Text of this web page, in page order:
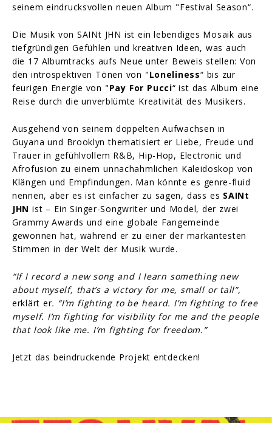
seinem eindrucksvollen neuen Album "Festival Season“.
Die Musik von SAINt JHN ist ein lebendiges Mosaik aus
tiefgründigen Gefühlen und kreativen Ideen, was auch
die 17 Albumtracks aufs Neue unter Beweis stellen: Von
den introspektiven Tönen von "Loneliness“ bis zur
feurigen Energie von "Pay For Pucci“ ist das Album eine
Reise durch die unverblümte Kreativität des Musikers.
Ausgehend von seinem doppelten Aufwachsen in
Guyana und Brooklyn thematisiert er Liebe, Freude und
Trauer in gefühlvollem R&B, Hip-Hop, Electronic und
Afrofusion zu einem unnachahmlichen Kaleidoskop von
Klängen und Empfindungen. Man könnte es genre-fluid
nennen, aber es ist einfacher zu sagen, dass es SAINt
JHN ist – Ein Singer-Songwriter und Model, der zwei
Grammy Awards und eine globale Fangemeinde
gewonnen hat, während er zu einer der markantesten
Stimmen in der Welt der Musik wurde.
“If I record a new song and I learn something new
about myself, that’s a victory for me, small or tall”,
erklärt er. “I’m fighting to be heard. I’m fighting to free
myself. I’m fighting for visibility for me and the people
that look like me. I’m fighting for freedom.”
Jetzt das beindruckende Projekt entdecken!